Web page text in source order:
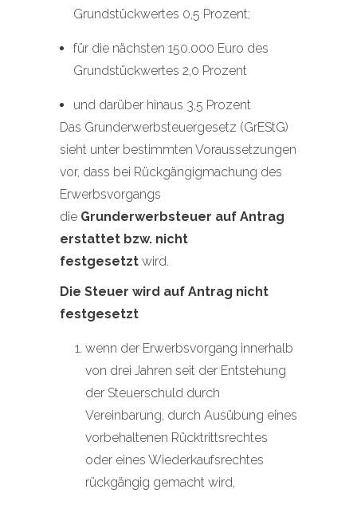
Grundstückwertes 0,5 Prozent;
für die nächsten 150.000 Euro des
Grundstückwertes 2,0 Prozent
und darüber hinaus 3,5 Prozent
Das Grunderwerbsteuergesetz (GrEStG)
sieht unter bestimmten Voraussetzungen
vor, dass bei Rückgängigmachung des
Erwerbsvorgangs
die Grunderwerbsteuer auf Antrag
erstattet bzw. nicht
festgesetzt wird.
Die Steuer wird auf Antrag nicht
festgesetzt
wenn der Erwerbsvorgang innerhalb
von drei Jahren seit der Entstehung
der Steuerschuld durch
Vereinbarung, durch Ausübung eines
vorbehaltenen Rücktrittsrechtes
oder eines Wiederkaufsrechtes
rückgängig gemacht wird,